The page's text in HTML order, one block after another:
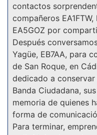
contactos
compañeros EA1FTW,
EA5GOZ por
Después
Yagüe, EB7AA, para
de San Roque, en
dedicado a
Banda Ciudadana,
memoria de quienes
forma de
Para terminar,